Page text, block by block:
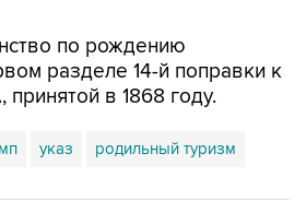
по рождению
разделе 14-й поправки к
в 1868 году.
указ родильный туризм